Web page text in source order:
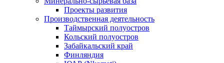
Проекты развития
Производственная деятельность
Таймырский полуостров
Кольский полуостров
Забайкальский край
Финляндия